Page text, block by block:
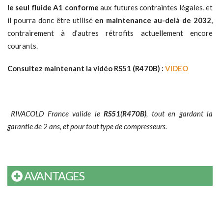
le seul fluide A1 conforme aux futures contraintes légales, et
il pourra donc être utilisé en maintenance au-delà de 2032,
contrairement à d’autres rétrofits actuellement encore
courants.
Consultez maintenant la vidéo RS51 (R470B) : VIDEO
RIVACOLD Francevalide leRS51(R470B), tout en gardant la
garantie de 2 ans, et pour tout type de compresseurs.
AVANTAGES